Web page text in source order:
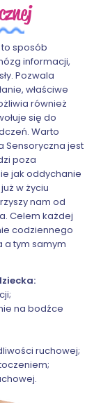
sposób
informacji,
Pozwala
właściwe
również
się do
Warto
Sensoryczna jest
poza
jak oddychanie
w życiu
nam od
Celem każdej
codziennego
a tym samym
na bodźce
ruchowej;